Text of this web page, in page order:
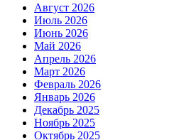
Август 2026
Июль 2026
Июнь 2026
Май 2026
Апрель 2026
Март 2026
Февраль 2026
Январь 2026
Декабрь 2025
Ноябрь 2025
Октябрь 2025